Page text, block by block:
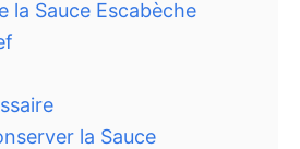
la Sauce Escabèche
la Sauce